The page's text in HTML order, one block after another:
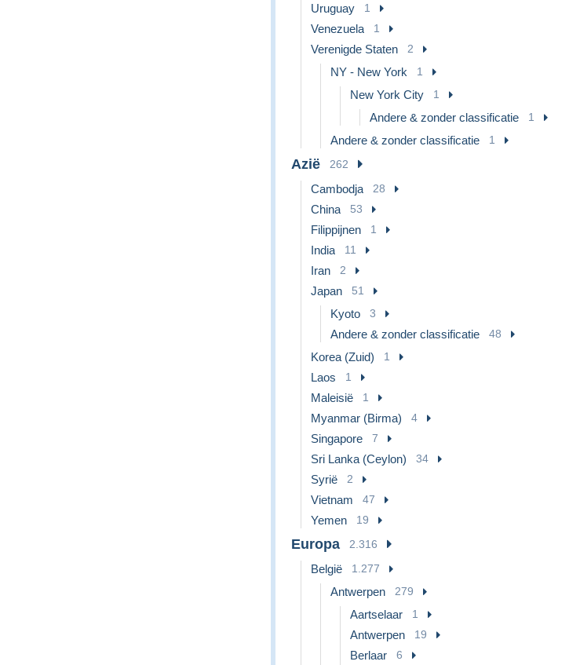
Uruguay 1
Venezuela 1
Verenigde Staten 2
NY - New York 1
New York City 1
Andere & zonder classificatie 1
Andere & zonder classificatie 1
Azië 262
Cambodja 28
China 53
Filippijnen 1
India 11
Iran 2
Japan 51
Kyoto 3
Andere & zonder classificatie 48
Korea (Zuid) 1
Laos 1
Maleisië 1
Myanmar (Birma) 4
Singapore 7
Sri Lanka (Ceylon) 34
Syrië 2
Vietnam 47
Yemen 19
Europa 2.316
België 1.277
Antwerpen 279
Aartselaar 1
Antwerpen 19
Berlaar 6